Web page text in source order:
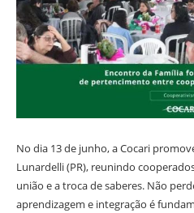
No dia 13 de junho, a Cocari
Lunardelli (PR), reunindo
união e a troca de saberes. Não
aprendizagem e integração é